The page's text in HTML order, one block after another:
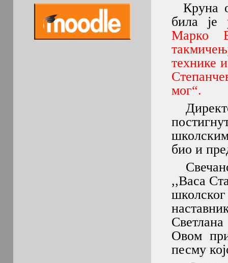
Круна
била је
Марко
технике
мог“.
био и
,,Васа
Овом
песму